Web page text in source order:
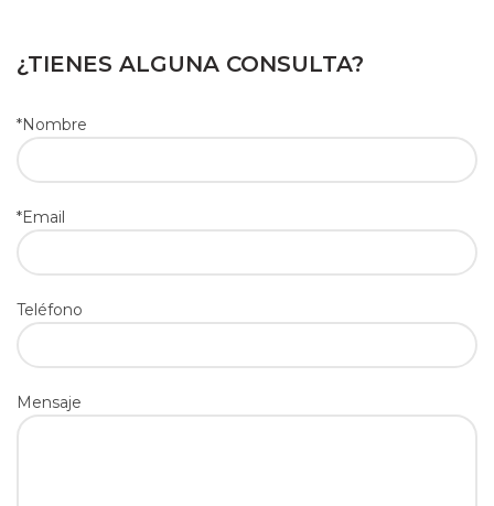
¿TIENES ALGUNA CONSULTA?
*Nombre
*Email
Teléfono
Mensaje